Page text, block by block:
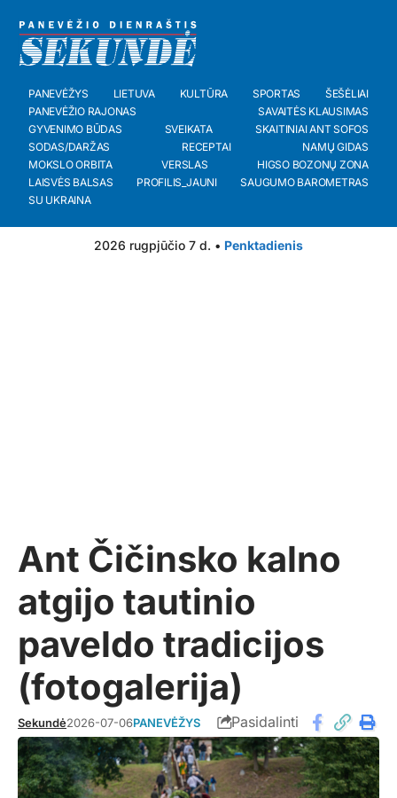
PANEVĖŽYS LIETUVA KULTŪRA SPORTAS
ŠEŠĖLIAI
PANEVĖŽIO RAJONAS
SAVAITĖS KLAUSIMAS
GYVENIMO BŪDAS
SVEIKATA
SKAITINIAI ANT SOFOS
SODAS/DARŽAS
RECEPTAI
NAMŲ GIDAS
MOKSLO ORBITA
VERSLAS
HIGSO BOZONŲ ZONA
LAISVĖS BALSAS
PROFILIS_JAUNI
SAUGUMO BAROMETRAS
SU UKRAINA
2026 rugpjūčio 7 d. • Penktadienis
Ant Čičinsko kalno
atgijo tautinio
paveldo tradicijos
(fotogalerija)
Sekundė2026-07-06PANEVĖŽYS Pasidalinti